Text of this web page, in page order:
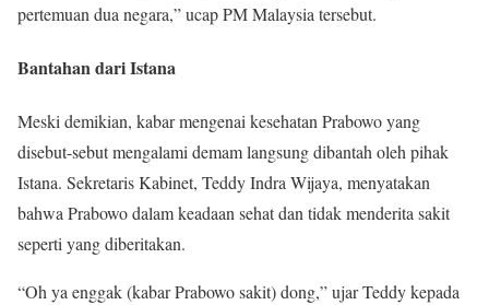
pertemuan dua negara,” ucap PM Malaysia tersebut.
Bantahan dari Istana
Meski demikian, kabar mengenai kesehatan Prabowo yang
disebut-sebut mengalami demam langsung dibantah oleh pihak
Istana. Sekretaris Kabinet, Teddy Indra Wijaya, menyatakan
bahwa Prabowo dalam keadaan sehat dan tidak menderita sakit
seperti yang diberitakan.
“Oh ya enggak (kabar Prabowo sakit) dong,” ujar Teddy kepada